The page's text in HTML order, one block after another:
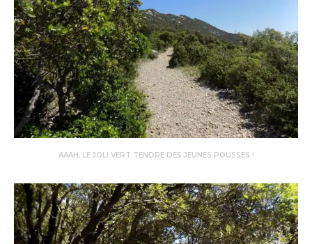
AAAH, LE JOLI VERT TENDRE DES JEUNES POUSSES !